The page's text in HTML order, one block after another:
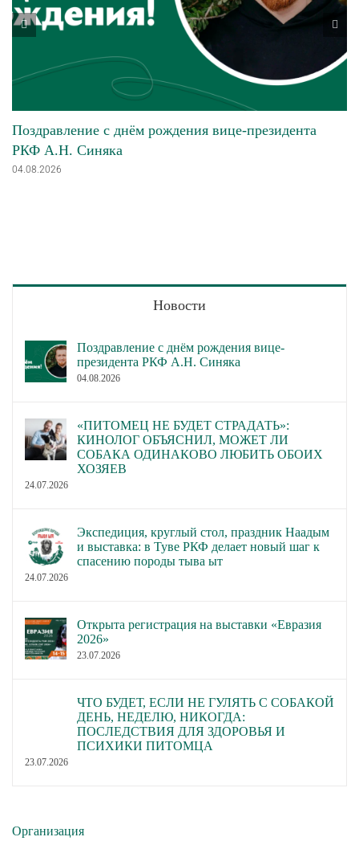
Поздравление с днём рождения вице-президента
РКФ А.Н. Синяка
04.08.2026
Новости
Поздравление с днём рождения вице-
президента РКФ А.Н. Синяка
04.08.2026
«ПИТОМЕЦ НЕ БУДЕТ СТРАДАТЬ»:
КИНОЛОГ ОБЪЯСНИЛ, МОЖЕТ ЛИ
СОБАКА ОДИНАКОВО ЛЮБИТЬ ОБОИХ
ХОЗЯЕВ
24.07.2026
Экспедиция, круглый стол, праздник Наадым
и выставка: в Туве РКФ делает новый шаг к
спасению породы тыва ыт
24.07.2026
Открыта регистрация на выставки «Евразия
2026»
23.07.2026
ЧТО БУДЕТ, ЕСЛИ НЕ ГУЛЯТЬ С СОБАКОЙ
ДЕНЬ, НЕДЕЛЮ, НИКОГДА:
ПОСЛЕДСТВИЯ ДЛЯ ЗДОРОВЬЯ И
ПСИХИКИ ПИТОМЦА
23.07.2026
Организация